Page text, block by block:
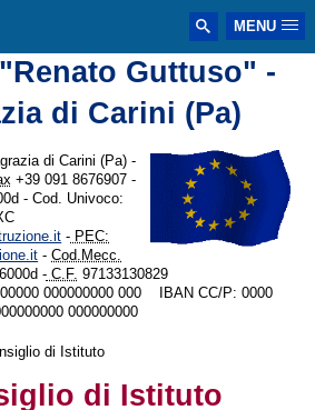
MENU
Guttuso" -
di Carini (Pa)
di Carini (Pa) -
+39 091 8676907 -
- Cod. Univoco:
- PEC:
-Cod.Mecc.
-C.F. 97133130829
000000000 000 IBAN CC/P: 0000
000000000
di Istituto
di Istituto